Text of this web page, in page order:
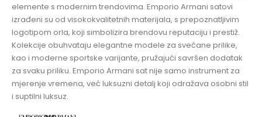
elemente s modernim trendovima. Emporio Armani satovi
izrađeni su od visokokvalitetnih materijala, s prepoznatljivim
logotipom orla, koji simbolizira brendovu reputaciju i prestiž.
Kolekcije obuhvataju elegantne modele za svečane prilike,
kao i moderne sportske varijante, pružajući savršen dodatak
za svaku priliku. Emporio Armani sat nije samo instrument za
mjerenje vremena, već luksuzni detalj koji odražava osobni stil
i suptilni luksuz.